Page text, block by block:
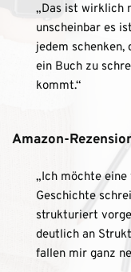
„Das ist wirklich
unscheinbar es
jedem schenken,
ein Buch zu
kommt.“
Amazon-
„Ich möchte
Geschichte
strukturiert
deutlich an
fallen mir ganz